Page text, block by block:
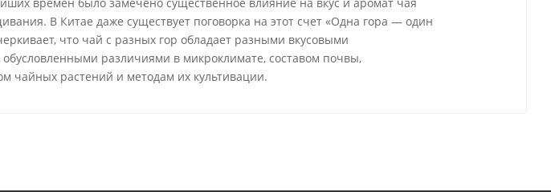
В Китае даже существует поговорка на этот счет «Одна гора — один
что чай с разных гор обладает разными вкусовыми
обусловленными различиями в микроклимате, составом почвы,
чайных растений и методам их культивации.